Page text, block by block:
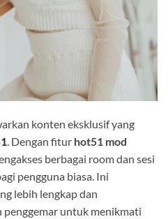
konten eksklusif yang
. Dengan fitur hot51 mod
berbagai room dan sesi
pengguna biasa. Ini
lebih lengkap dan
penggemar untuk menikmati